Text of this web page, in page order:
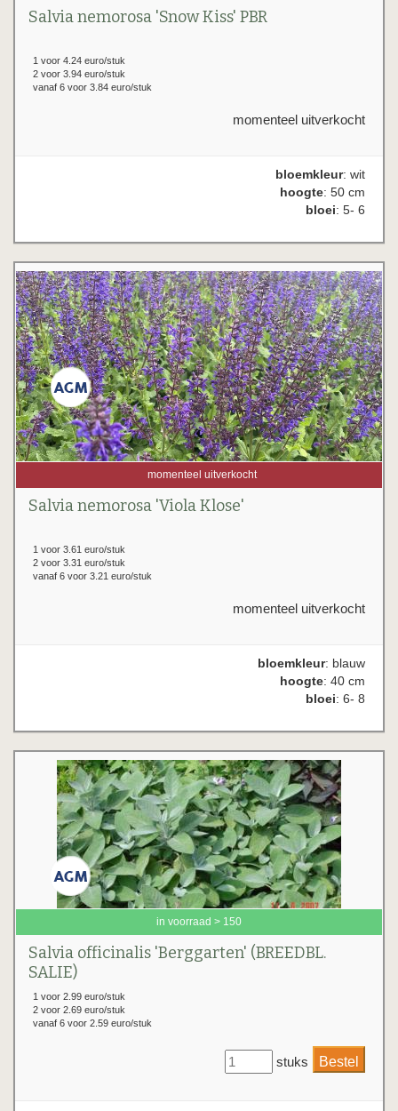
Salvia nemorosa 'Snow Kiss' PBR
1 voor 4.24 euro/stuk
2 voor 3.94 euro/stuk
vanaf 6 voor 3.84 euro/stuk
momenteel uitverkocht
bloemkleur: wit
hoogte: 50 cm
bloei: 5- 6
momenteel uitverkocht
Salvia nemorosa 'Viola Klose'
1 voor 3.61 euro/stuk
2 voor 3.31 euro/stuk
vanaf 6 voor 3.21 euro/stuk
momenteel uitverkocht
bloemkleur: blauw
hoogte: 40 cm
bloei: 6- 8
in voorraad > 150
Salvia officinalis 'Berggarten' (BREEDBL.
SALIE)
1 voor 2.99 euro/stuk
2 voor 2.69 euro/stuk
vanaf 6 voor 2.59 euro/stuk
stuks